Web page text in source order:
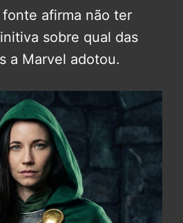
afirma não ter
sobre qual das
a Marvel adotou.